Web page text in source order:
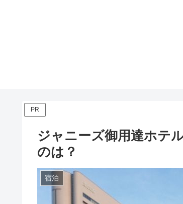
PR
ジャニーズ御用達ホテ
のは？
宿泊